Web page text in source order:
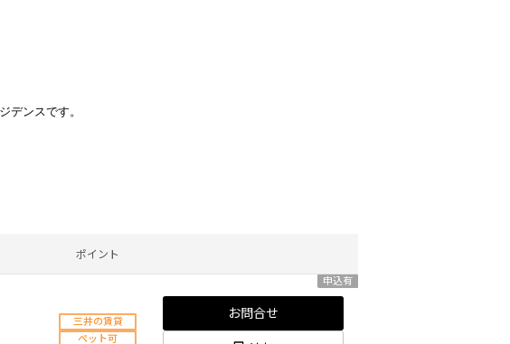
デンスです。
ポイント
申込有
三井の賃貸
ペット可
お問合せ